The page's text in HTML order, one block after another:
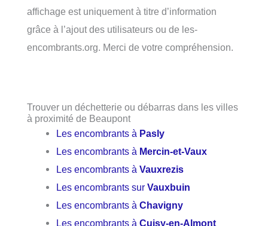
affichage est uniquement à titre d’information
grâce à l’ajout des utilisateurs ou de les-
encombrants.org. Merci de votre compréhension.
Trouver un déchetterie ou débarras dans les villes
à proximité de Beaupont
Les encombrants à Pasly
Les encombrants à Mercin-et-Vaux
Les encombrants àVauxrezis
Les encombrants surVauxbuin
Les encombrants àChavigny
Les encombrants àCuisy-en-Almont